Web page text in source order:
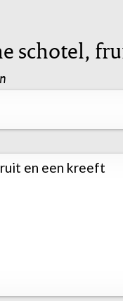
schotel,
en een kreeft